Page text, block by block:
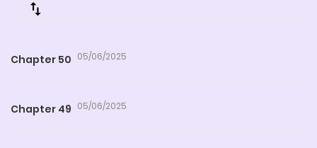
Chapter 50 05/06/2025
Chapter 49 05/06/2025